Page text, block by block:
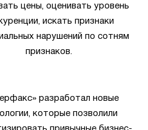
цены, оценивать уровень
искать признаки
нарушений по сотням
признаков.
разработал новые
которые позволили